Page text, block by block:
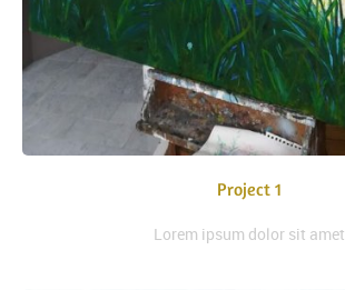
Project 1
Lorem ipsum dolor sit amet